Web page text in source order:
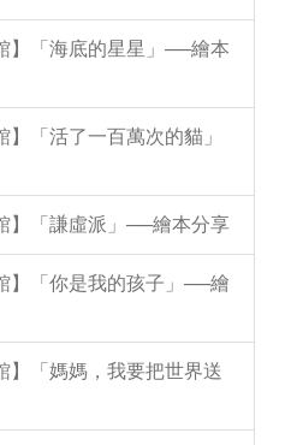
】「海底的星星」──繪本
「活了一百萬次的貓」
】「謙虛派」──繪本分享
】「你是我的孩子」──繪
】「媽媽，我要把世界送